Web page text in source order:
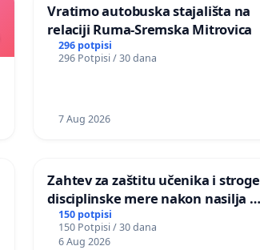
Vratimo autobuska stajališta na
relaciji Ruma-Sremska Mitrovica
296 potpisi
296 Potpisi / 30 dana
7 Aug 2026
Zahtev za zaštitu učenika i stroge
disciplinske mere nakon nasilja u
školi
150 potpisi
150 Potpisi / 30 dana
6 Aug 2026